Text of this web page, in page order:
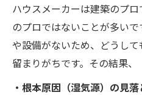
ハウスメーカーは建築のプ
のプロではないことが多い
や設備がないため、どうし
留まりがちです。その結果、
・根本原因（湿気源）の見落